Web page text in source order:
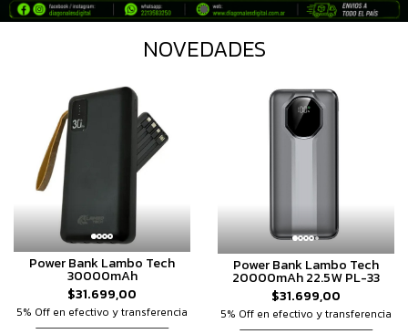
NOVEDADES
Power Bank Lambo Tech
30000mAh
$31.699,00
5% Off en efectivo y transferencia
Power Bank Lambo Tech
20000mAh 22.5W PL-33
$31.699,00
5% Off en efectivo y transferencia